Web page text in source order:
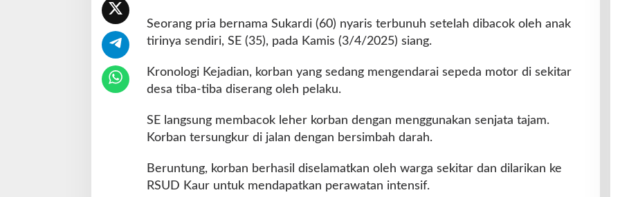
T
i
Seorang pria bernama Sukardi (60) nyaris terbunuh setelah dibacok oleh anak
tirinya sendiri, SE (35), pada Kamis (3/4/2025) siang.
Kronologi Kejadian, korban yang sedang mengendarai sepeda motor di sekitar
desa tiba-tiba diserang oleh pelaku.
SE langsung membacok leher korban dengan menggunakan senjata tajam.
Korban tersungkur di jalan dengan bersimbah darah.
Beruntung, korban berhasil diselamatkan oleh warga sekitar dan dilarikan ke
RSUD Kaur untuk mendapatkan perawatan intensif.